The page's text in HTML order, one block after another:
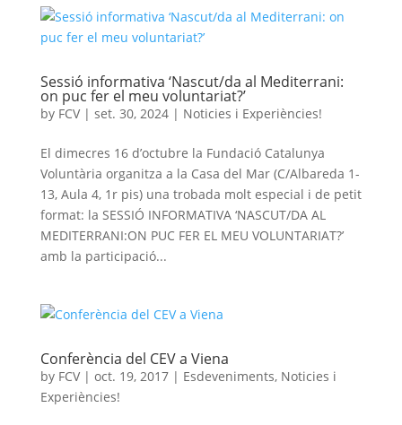
Sessió informativa ‘Nascut/da al Mediterrani:
on puc fer el meu voluntariat?’
by FCV| set. 30, 2024| Noticies i Experiències!
El dimecres 16 d’octubre la Fundació Catalunya
Voluntària organitza a la Casa del Mar (C/Albareda 1-
13, Aula 4, 1r pis) una trobada molt especial i de petit
format: la SESSIÓ INFORMATIVA ‘NASCUT/DA AL
MEDITERRANI:ON PUC FER EL MEU VOLUNTARIAT?’
amb la participació...
Conferència del CEV a Viena
by FCV| oct. 19, 2017| Esdeveniments, Noticies i
Experiències!